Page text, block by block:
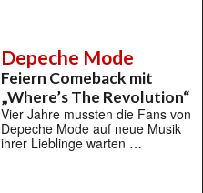
Depeche Mode
Feiern Comeback mit
„Where’s The Revolution“
Vier Jahre mussten die Fans von
Depeche Mode auf neue Musik
ihrer Lieblinge warten …